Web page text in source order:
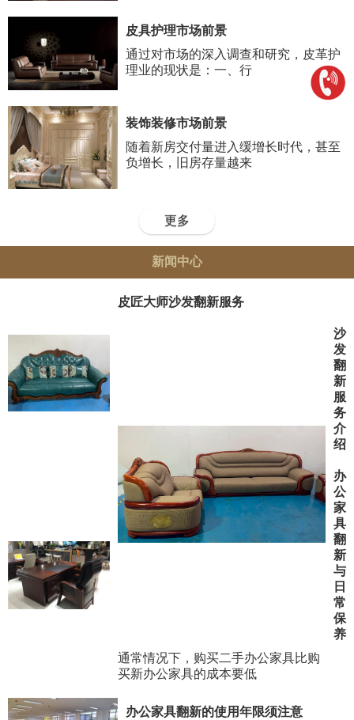
皮具护理市场前景
通过对市场的深入调查和研究，皮革护
理业的现状是：一、行
装饰装修市场前景
随着新房交付量进入缓增长时代，甚至
负增长，旧房存量越来
更多
新闻中心
皮匠大师沙发翻新服务
沙
发
翻
新
服
务
介
绍
办
公
家
具
翻
新
与
日
常
保
养
通常情况下，购买二手办公家具比购
买新办公家具的成本要低
办公家具翻新的使用年限须注意